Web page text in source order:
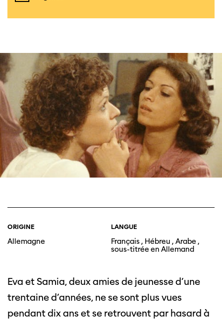
ORIGINE
Allemagne
LANGUE
Français , Hébreu , Arabe ,
sous-titrée en Allemand
Eva et Samia, deux amies de jeunesse d’une
trentaine d’années, ne se sont plus vues
pendant dix ans et se retrouvent par hasard à